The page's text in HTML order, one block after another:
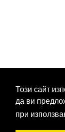
Този сайт
да ви
при